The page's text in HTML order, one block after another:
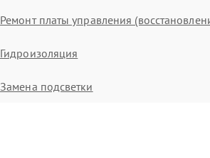
Ремонт платы управления
Гидроизоляция
Замена подсветки